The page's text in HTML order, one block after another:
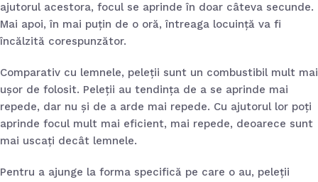
ajutorul acestora, focul se aprinde în doar câteva secunde.
Mai apoi, în mai puțin de o oră, întreaga locuință va fi
încălzită corespunzător.
Comparativ cu lemnele, peleții sunt un combustibil mult mai
ușor de folosit. Peleții au tendința de a se aprinde mai
repede, dar nu și de a arde mai repede. Cu ajutorul lor poți
aprinde focul mult mai eficient, mai repede, deoarece sunt
mai uscați decât lemnele.
Pentru a ajunge la forma specifică pe care o au, peleții